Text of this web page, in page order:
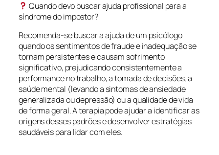
Quando devo buscar ajuda profissional para a
síndrome do impostor?
Recomenda-se buscar a ajuda de um psicólogo
quando os sentimentos de fraude e inadequação se
tornam persistentes e causam sofrimento
significativo, prejudicando consistentemente a
performance no trabalho, a tomada de decisões, a
saúde mental (levando a sintomas de ansiedade
generalizada ou depressão) ou a qualidade de vida
de forma geral. A terapia pode ajudar a identificar as
origens desses padrões e desenvolver estratégias
saudáveis para lidar com eles.